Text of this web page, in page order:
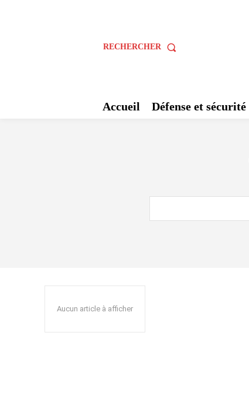
RECHERCHER
Accueil Défense et sécurité
Aucun article à afficher